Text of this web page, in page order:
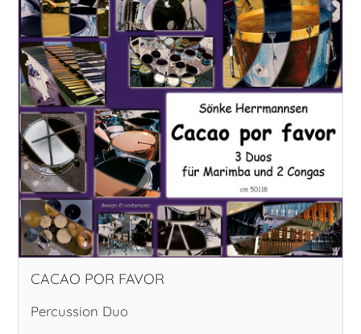
CACAO POR FAVOR
Percussion Duo